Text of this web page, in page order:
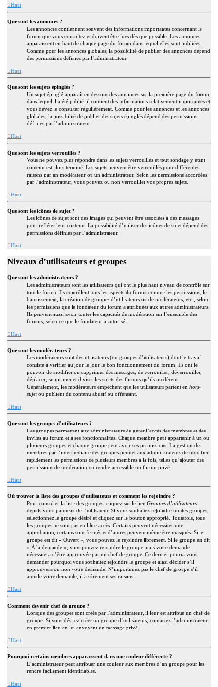
Haut
Que sont les annonces ?
Les annonces contiennent souvent des informations importantes concernant le
forum que vous consultez et doivent être lues dès que possible. Les annonces
apparaissent en haut de chaque page du forum dans lequel elles sont publiées.
Comme pour les annonces globales, la possibilité de publier des annonces dépend
des permissions définies par l’administrateur.
Haut
Que sont les sujets épinglés ?
Un sujet épinglé apparaît en dessous des annonces sur la première page du forum
dans lequel il a été publié. il contient des informations relativement importantes et
vous devez le consulter régulièrement. Comme pour les annonces et les annonces
globales, la possibilité de publier des sujets épinglés dépend des permissions
définies par l’administrateur.
Haut
Que sont les sujets verrouillés ?
Vous ne pouvez plus répondre dans les sujets verrouillés et tout sondage y étant
contenu est alors terminé. Les sujets peuvent être verrouillés pour différentes
raisons par un modérateur ou un administrateur. Selon les permissions accordées
par l’administrateur, vous pouvez ou non verrouiller vos propres sujets.
Haut
Que sont les icônes de sujet ?
Les icônes de sujet sont des images qui peuvent être associées à des messages
pour refléter leur contenu. La possibilité d’utiliser des icônes de sujet dépend des
permissions définies par l’administrateur.
Haut
Niveaux d’utilisateurs et groupes
Que sont les administrateurs ?
Les administrateurs sont les utilisateurs qui ont le plus haut niveau de contrôle sur
tout le forum. Ils contrôlent tous les aspects du forum comme les permissions, le
bannissement, la création de groupes d’utilisateurs ou de modérateurs, etc., selon
les permissions que le fondateur du forum a attribuées aux autres administrateurs.
Ils peuvent aussi avoir toutes les capacités de modération sur l’ensemble des
forums, selon ce que le fondateur a autorisé.
Haut
Que sont les modérateurs ?
Les modérateurs sont des utilisateurs (ou groupes d’utilisateurs) dont le travail
consiste à vérifier au jour le jour le bon fonctionnement du forum. Ils ont le
pouvoir de modifier ou supprimer des messages, de verrouiller, déverrouiller,
déplacer, supprimer et diviser les sujets des forums qu’ils modèrent.
Généralement, les modérateurs empêchent que les utilisateurs partent en hors-
sujetou publient du contenu abusif ou offensant.
Haut
Que sont les groupes d’utilisateurs ?
Les groupes permettent aux administrateurs de gérer l’accès des membres et des
invités au forum et à ses fonctionnalités. Chaque membre peut appartenir à un ou
plusieurs groupes et chaque groupe peut avoir ses permissions. La gestion des
membres par l’intermédiaire des groupes permet aux administrateurs de modifier
rapidement les permissions de plusieurs membres à la fois, telles qu’ajouter des
permissions de modération ou rendre accessible un forum privé.
Haut
Où trouver la liste des groupes d’utilisateurs et comment les rejoindre ?
Pour consulter la liste des groupes, cliquez sur le lien Groupes d’utilisateurs
depuis votre panneau de l’utilisateur. Si vous souhaitez rejoindre un des groupes,
sélectionnez le groupe désiré et cliquez sur le bouton approprié. Toutefois, tous
les groupes ne sont pas en libre accès. Certains peuvent nécessiter une
approbation, certains sont fermés et d’autres peuvent même être masqués. Si le
groupe est dit « Ouvert », vous pouvez le rejoindre librement. Si le groupe est dit
« À la demande », vous pouvez rejoindre le groupe mais votre demande
nécessitera d’être approuvée par un chef de groupe. Ce dernier pourra vous
demander pourquoi vous souhaitez rejoindre le groupe et ainsi décider s’il
approuvera ou non votre demande. N’importunez pas le chef de groupe s’il
annule votre demande, il a sûrement ses raisons.
Haut
Comment devenir chef de groupe ?
Lorsque des groupes sont créés par l’administrateur, il leur est attribué un chef de
groupe. Si vous désirez créer un groupe d’utilisateurs, contactez l’administrateur
en premier lieu en lui envoyant un message privé.
Haut
Pourquoi certains membres apparaissent dans une couleur différente ?
L’administrateur peut attribuer une couleur aux membres d’un groupe pour les
rendre facilement identifiables.
Haut